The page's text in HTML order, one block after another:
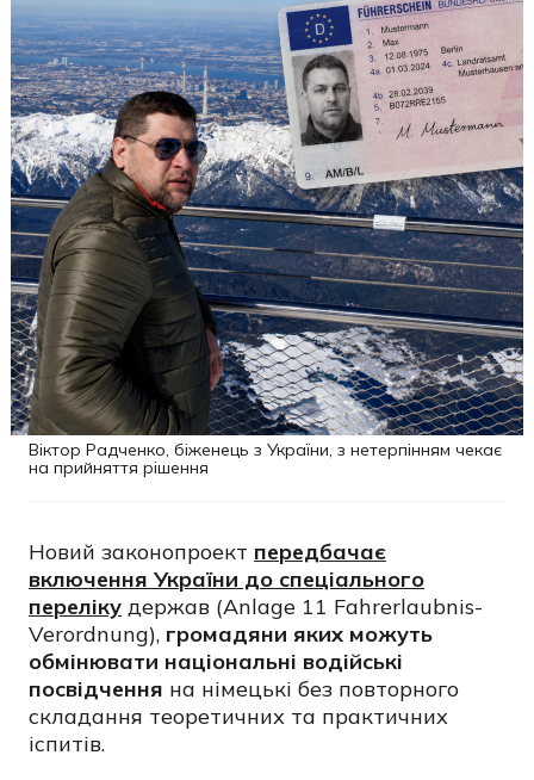
Віктор Радченко, біженець з України, з нетерпінням чекає
на прийняття рішення
Новий законопроект передбачає
включення України до спеціального
переліку держав (Anlage 11 Fahrerlaubnis-
Verordnung), громадяни яких можуть
обмінювати національні водійські
посвідчення на німецькі без повторного
складання теоретичних та практичних
іспитів.